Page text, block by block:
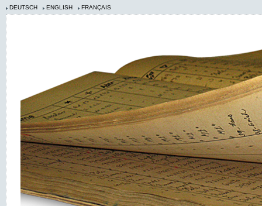
DEUTSCH ENGLISH FRANÇAIS